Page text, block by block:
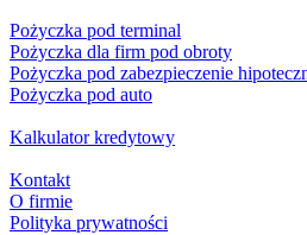
Pożyczka pod terminal
Pożyczka dla firm pod obroty
Pożyczka pod zabezpieczenie
Pożyczka pod auto
Kalkulator kredytowy
Kontakt
O firmie
Polityka prywatności